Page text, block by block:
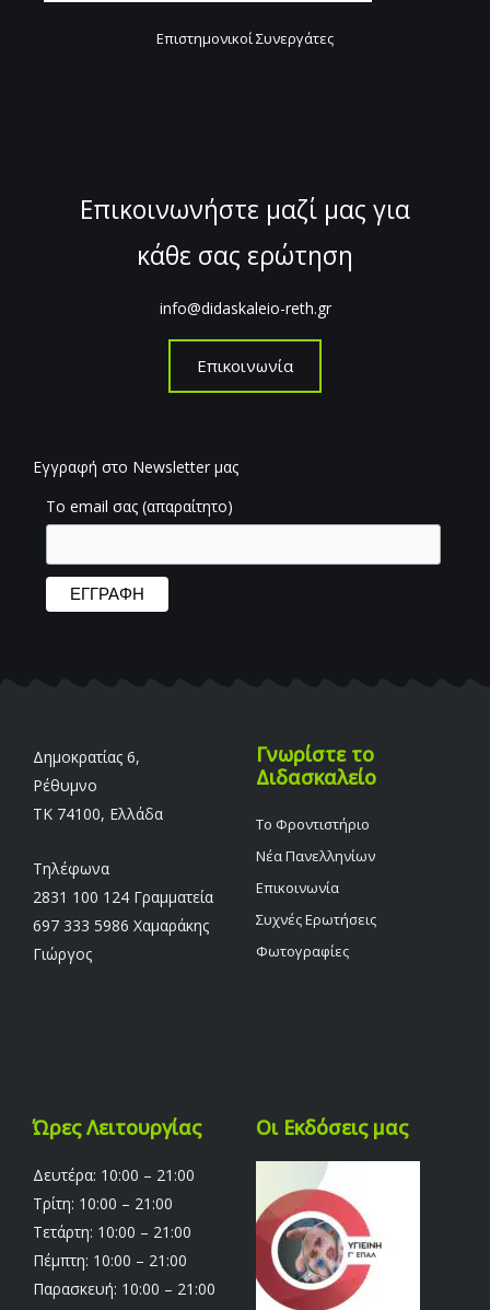
Επιστημονικοί Συνεργάτες
Επικοινωνήστε μαζί μας για
κάθε σας ερώτηση
info@didaskaleio-reth.gr
Επικοινωνία
Εγγραφή στο Newsletter μας
Το email σας (απαραίτητο)
Δημοκρατίας 6,
Ρέθυμνο
TK 74100, Ελλάδα
Τηλέφωνα
2831 100 124 Γραμματεία
697 333 5986 Χαμαράκης
Γιώργος
Γνωρίστε το
Διδασκαλείο
Το Φροντιστήριο
Νέα Πανελληνίων
Επικοινωνία
Συχνές Ερωτήσεις
Φωτογραφίες
Ώρες Λειτουργίας
Δευτέρα: 10:00 – 21:00
Τρίτη: 10:00 – 21:00
Τετάρτη: 10:00 – 21:00
Πέμπτη: 10:00 – 21:00
Παρασκευή: 10:00 – 21:00
Οι Εκδόσεις μας